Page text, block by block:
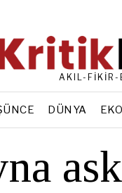
AKIL-FİKİR-
DÜNYA